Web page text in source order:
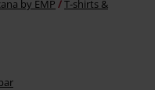
by EMP
T-shirts &